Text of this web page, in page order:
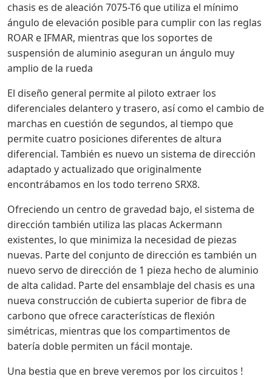
chasis es de aleación 7075-T6 que utiliza el mínimo
ángulo de elevación posible para cumplir con las reglas
ROAR e IFMAR, mientras que los soportes de
suspensión de aluminio aseguran un ángulo muy
amplio de la rueda
El diseño general permite al piloto extraer los
diferenciales delantero y trasero, así como el cambio de
marchas en cuestión de segundos, al tiempo que
permite cuatro posiciones diferentes de altura
diferencial. También es nuevo un sistema de dirección
adaptado y actualizado que originalmente
encontrábamos en los todo terreno SRX8.
Ofreciendo un centro de gravedad bajo, el sistema de
dirección también utiliza las placas Ackermann
existentes, lo que minimiza la necesidad de piezas
nuevas. Parte del conjunto de dirección es también un
nuevo servo de dirección de 1 pieza hecho de aluminio
de alta calidad. Parte del ensamblaje del chasis es una
nueva construcción de cubierta superior de fibra de
carbono que ofrece características de flexión
simétricas, mientras que los compartimentos de
batería doble permiten un fácil montaje.
Una bestia que en breve veremos por los circuitos !